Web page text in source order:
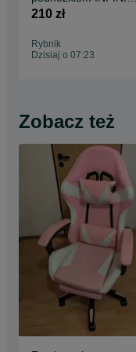
ESPACE Blue
210 zł
Rybnik
Dzisiaj o 07:23
Zobacz też